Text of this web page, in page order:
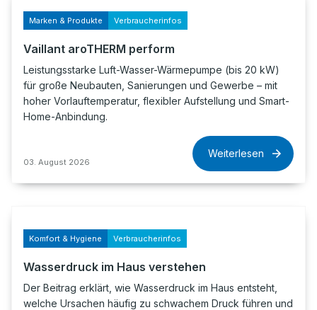
Marken & Produkte Verbraucherinfos
Vaillant aroTHERM perform
Leistungsstarke Luft-Wasser-Wärmepumpe (bis 20 kW)
für große Neubauten, Sanierungen und Gewerbe – mit
hoher Vorlauftemperatur, flexibler Aufstellung und Smart-
Home-Anbindung.
03. August 2026
Weiterlesen
Komfort & Hygiene Verbraucherinfos
Wasserdruck im Haus verstehen
Der Beitrag erklärt, wie Wasserdruck im Haus entsteht,
welche Ursachen häufig zu schwachem Druck führen und